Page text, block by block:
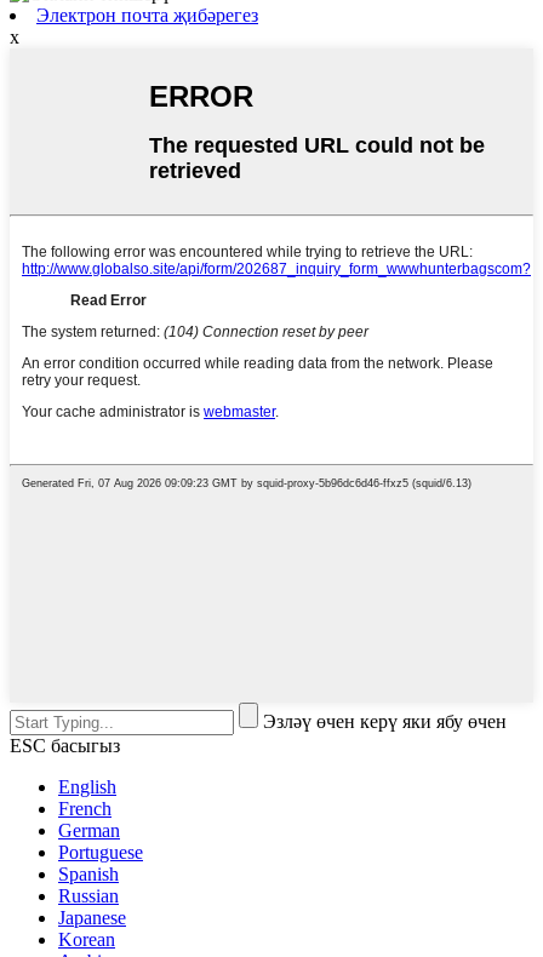
Электрон почта җибәрегез
x
Эзләү өчен керү яки ябу өчен
ESC басыгыз
English
French
German
Portuguese
Spanish
Russian
Japanese
Korean